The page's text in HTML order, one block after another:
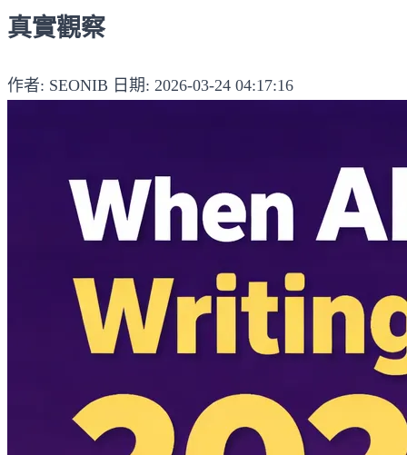
真實觀察
作者: SEONIB 日期: 2026-03-24 04:17:16